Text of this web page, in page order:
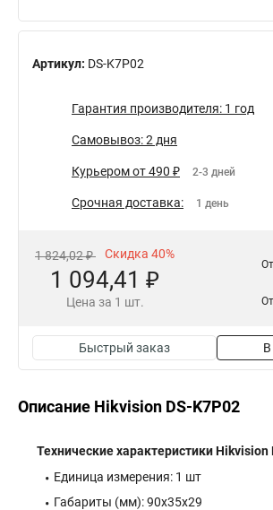
Артикул: DS-K7P02
Гарантия производителя: 1 год
Самовывоз: 2 дня
Курьером от 490 ₽ 2-3 дней
Срочная доставка: 1 день
1 824,02 ₽ Скидка 40%
1 094,41 ₽
Цена за 1 шт.
Быстрый заказ
Описание Hikvision DS-K7P02
Технические характеристики Hikvision
Единица измерения: 1 шт
Габариты (мм): 90x35x29